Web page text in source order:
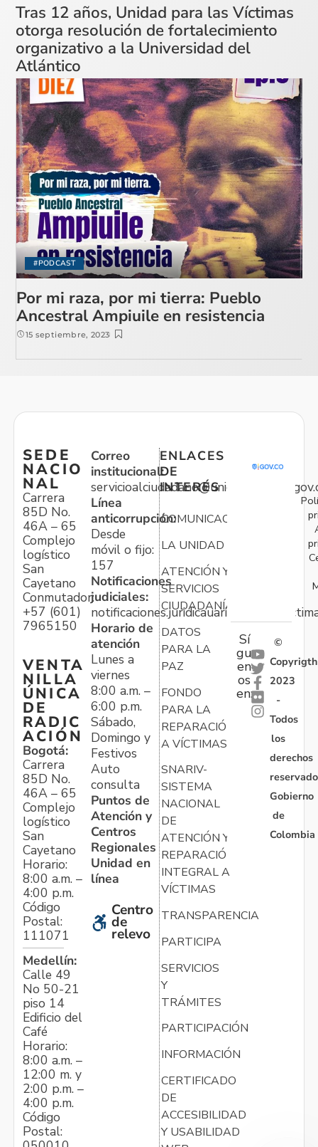
Tras 12 años, Unidad para las Víctimas
otorga resolución de fortalecimiento
organizativo a la Universidad del
Atlántico
#PODCAST
Por mi raza, por mi tierra: Pueblo
Ancestral Ampiuile en resistencia
15 septiembre, 2023
SEDE
NACIO
NAL
Carrera
85D No.
46A – 65
Complejo
logístico
San
Cayetano
Conmutador:
+57 (601)
7965150
VENTA
NILLA
ÚNICA
DE
RADIC
ACIÓN
Bogotá:
Carrera
85D No.
46A – 65
Complejo
logístico
San
Cayetano
Horario:
8:00 a.m. –
4:00 p.m.
Código
Postal:
111071
Medellín:
Calle 49
No 50-21
piso 14
Edificio del
Café
Horario:
8:00 a.m. –
12:00 m. y
2:00 p.m. –
4:00 p.m.
Código
Postal:
Correo
institucional:
Línea
anticorrupción:
Desde
móvil o fijo:
157
Notificaciones
judiciales:
Horario de
atención
Lunes a
viernes
8:00 a.m. –
6:00 p.m.
Sábado,
Domingo y
Festivos
Auto
consulta
Puntos de
Atención y
Centros
Regionales
Unidad en
línea
Centro
de
relevo
ENLACES
DE
INTERÉS
COMUNICACIONES
LA UNIDAD
ATENCIÓN Y
SERVICIOS
CIUDADANÍA
DATOS
PARA LA
PAZ
FONDO
PARA LA
REPARACIÓN
A VÍCTIMAS
SNARIV-
SISTEMA
NACIONAL
DE
ATENCIÓN Y
REPARACIÓN
INTEGRAL A
VÍCTIMAS
TRANSPARENCIA
PARTICIPA
SERVICIOS
Y
TRÁMITES
PARTICIPACIÓN
INFORMACIÓN
CERTIFICADO
DE
ACCESIBILIDAD
Y USABILIDAD
Sí
gu
en
os
en:
©
Copyrigth
2023
-
Todos
los
derechos
Gobierno
de
Colombia